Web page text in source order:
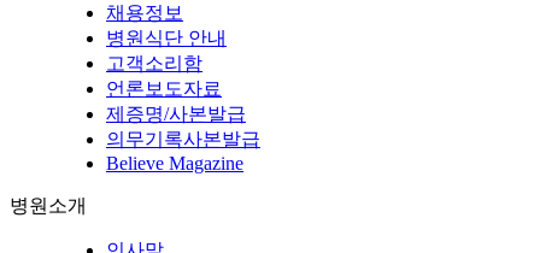
채용정보
병원식단 안내
고객소리함
언론보도자료
제증명/사본발급
의무기록사본발급
Believe Magazine
병원소개